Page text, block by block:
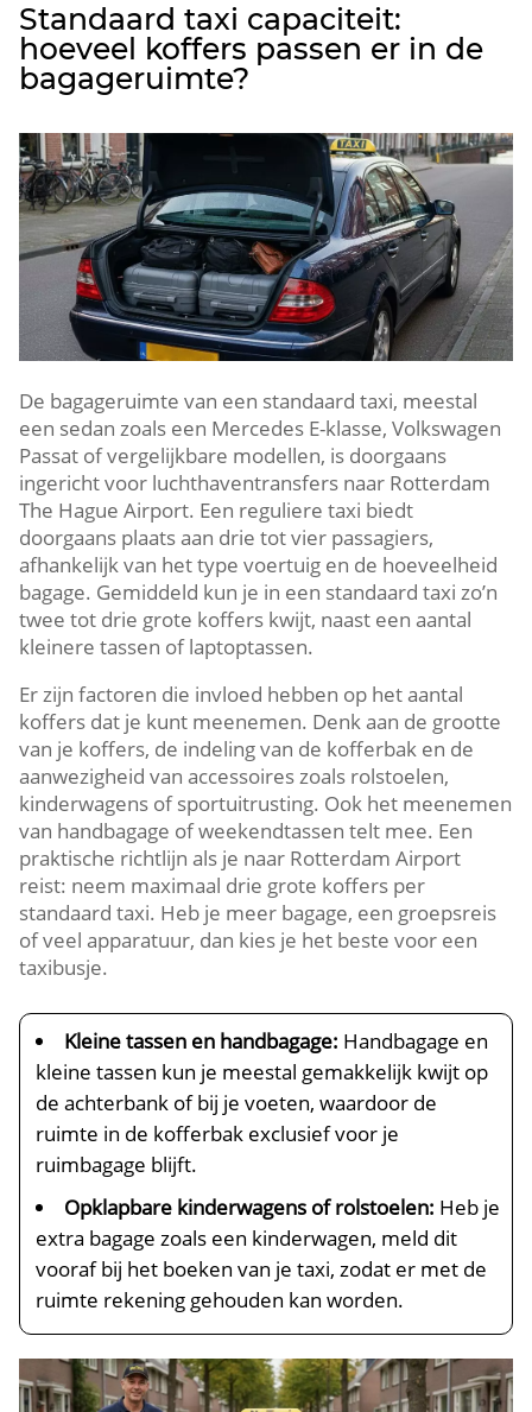
Standaard taxi capaciteit:
hoeveel koffers passen er in de
bagageruimte?
De bagageruimte van een standaard taxi, meestal
een sedan zoals een Mercedes E-klasse, Volkswagen
Passat of vergelijkbare modellen, is doorgaans
ingericht voor luchthaventransfers naar Rotterdam
The Hague Airport. Een reguliere taxi biedt
doorgaans plaats aan drie tot vier passagiers,
afhankelijk van het type voertuig en de hoeveelheid
bagage. Gemiddeld kun je in een standaard taxi zo’n
twee tot drie grote koffers kwijt, naast een aantal
kleinere tassen of laptoptassen.
Er zijn factoren die invloed hebben op het aantal
koffers dat je kunt meenemen. Denk aan de grootte
van je koffers, de indeling van de kofferbak en de
aanwezigheid van accessoires zoals rolstoelen,
kinderwagens of sportuitrusting. Ook het meenemen
van handbagage of weekendtassen telt mee. Een
praktische richtlijn als je naar Rotterdam Airport
reist: neem maximaal drie grote koffers per
standaard taxi. Heb je meer bagage, een groepsreis
of veel apparatuur, dan kies je het beste voor een
taxibusje.
Kleine tassen en handbagage: Handbagage en
kleine tassen kun je meestal gemakkelijk kwijt op
de achterbank of bij je voeten, waardoor de
ruimte in de kofferbak exclusief voor je
ruimbagage blijft.
Opklapbare kinderwagens of rolstoelen: Heb je
extra bagage zoals een kinderwagen, meld dit
vooraf bij het boeken van je taxi, zodat er met de
ruimte rekening gehouden kan worden.